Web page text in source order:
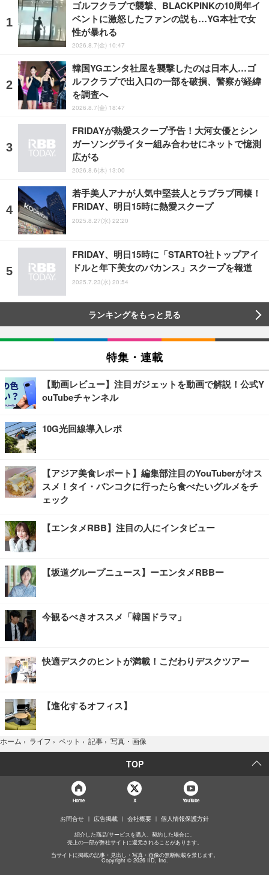
ゴルフクラブで襲撃、BLACKPINKの10周年イ
ベントに激怒したファンの説も…YG本社で女
性が暴れる
2026.8.7(金) 10:47
韓国YGエンタ社屋を襲撃したのは日本人…ゴ
ルフクラブで出入口の一部を破損、警察が経緯
を調査へ
2026.8.7(金) 18:47
FRIDAYが熱愛スクープ予告！大河女優とシン
ガーソングライター組み合わせにネットで憶測
広がる
2026.8.6(木) 13:00
若手美人アナが人気中堅芸人とラブラブ同棲！
FRIDAY、明日15時に熱愛スクープ
2025.8.27(水) 22:20
FRIDAY、明日15時に「STARTO社トップアイ
ドルと年下美女のバカンス」スクープを報道
2025.7.23(水) 20:54
ランキングをもっと見る
特集・連載
【動画レビュー】注目ガジェットを動画で解説！公式Y
ouTubeチャンネル
10G光回線導入レポ
【アジア美食レポート】編集部注目のYouTuberがオス
スメ！タイ・バンコクに行ったら食べたいグルメをチ
ェック
【エンタメRBB】注目の人にインタビュー
【坂道グループニュース】ーエンタメRBBー
今観るべきオススメ「韓国ドラマ」
快適デスクのヒントが満載！こだわりデスクツアー
【進化するオフィス】
ホーム › ライフ › ペット › 記事 › 写真・画像
TOP
Home X YouTube
お問合せ 広告掲載 会社概要 個人情報保護方針
紹介した商品/サービスを購入、契約した場合に、
売上の一部が弊社サイトに還元されることがあります。
当サイトに掲載の記事・見出し・写真・画像の無断転載を禁じます。
Copyright © 2026 IID, Inc.